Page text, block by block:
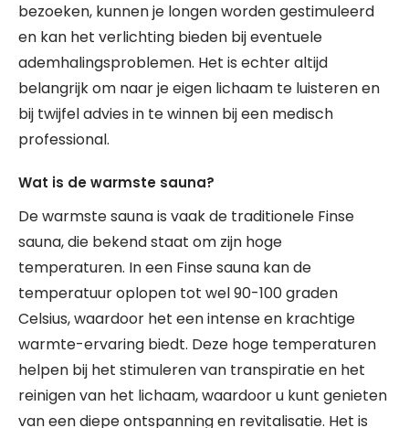
bezoeken, kunnen je longen worden gestimuleerd
en kan het verlichting bieden bij eventuele
ademhalingsproblemen. Het is echter altijd
belangrijk om naar je eigen lichaam te luisteren en
bij twijfel advies in te winnen bij een medisch
professional.
Wat is de warmste sauna?
De warmste sauna is vaak de traditionele Finse
sauna, die bekend staat om zijn hoge
temperaturen. In een Finse sauna kan de
temperatuur oplopen tot wel 90-100 graden
Celsius, waardoor het een intense en krachtige
warmte-ervaring biedt. Deze hoge temperaturen
helpen bij het stimuleren van transpiratie en het
reinigen van het lichaam, waardoor u kunt genieten
van een diepe ontspanning en revitalisatie. Het is